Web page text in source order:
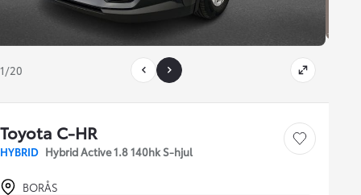
1/20
Toyota C-HR
HYBRID Hybrid Active 1.8 140hk S-hjul
Save car
BORÅS